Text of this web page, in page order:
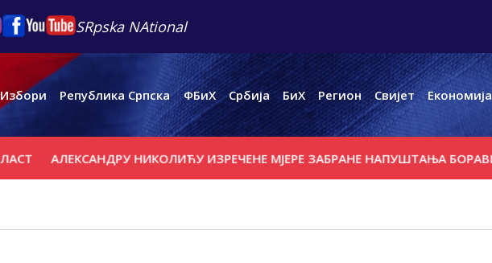
SRpska NAtional
Избори Република Српска ФБиХ Србија БиХ Регион Свијет Економија
АЛЕКСАНДРУ НИКОЛИЋУ ИЗРЕЧЕНЕ МЈЕРЕ ЗАБРАНЕ НАПУШТАЊА БОРАВИШТА